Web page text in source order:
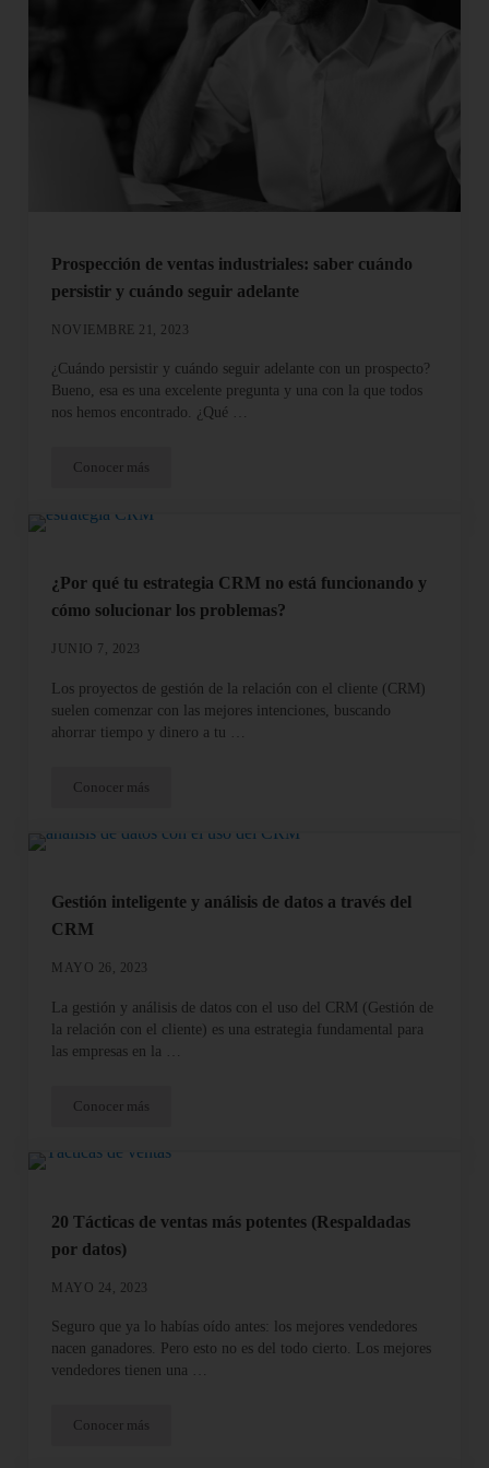
Prospección de ventas industriales: saber cuándo
persistir y cuándo seguir adelante
NOVIEMBRE 21, 2023
¿Cuándo persistir y cuándo seguir adelante con un prospecto?
Bueno, esa es una excelente pregunta y una con la que todos
nos hemos encontrado. ¿Qué …
Conocer másProspección de ventas industriales: saber cuándo persistir y
¿Por qué tu estrategia CRM no está funcionando y
cómo solucionar los problemas?
JUNIO 7, 2023
Los proyectos de gestión de la relación con el cliente (CRM)
suelen comenzar con las mejores intenciones, buscando
ahorrar tiempo y dinero a tu …
Conocer más¿Por qué tu estrategia CRM no está funcionando y cómo
Gestión inteligente y análisis de datos a través del
CRM
MAYO 26, 2023
La gestión y análisis de datos con el uso del CRM (Gestión de
la relación con el cliente) es una estrategia fundamental para
las empresas en la …
Conocer másGestión inteligente y análisis de datos a través del CRM
20 Tácticas de ventas más potentes (Respaldadas
por datos)
MAYO 24, 2023
Seguro que ya lo habías oído antes: los mejores vendedores
nacen ganadores. Pero esto no es del todo cierto. Los mejores
vendedores tienen una …
Conocer más20 Tácticas de ventas más potentes (Respaldadas por datos)